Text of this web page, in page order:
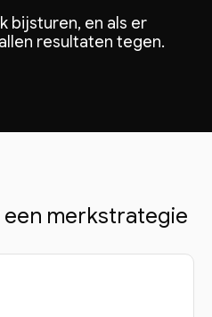
bijsturen, en als er
resultaten tegen.
een merkstrategie